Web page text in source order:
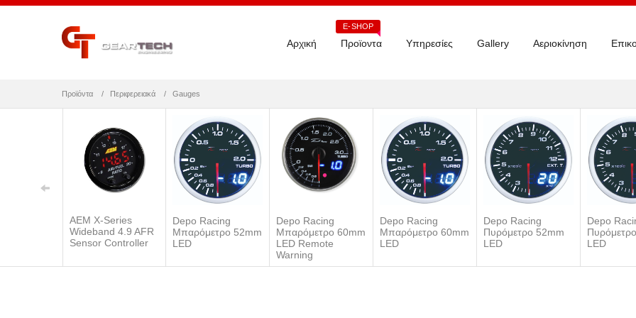
Αρχική Προϊοντα
E-SHOP
Υπηρεσίες Gallery Αεριοκίνηση
Προϊόντα Περιφερειακά Gauges
AEM X-Series
Wideband 4.9 AFR
Sensor Controller
Depo Racing
Μπαρόμετρο 52mm
LED
Depo Racing
Μπαρόμετρο 60mm
LED Remote
Warning
Depo Racing
Μπαρόμετρο 60mm
LED
Depo Racing
Πυρόμετρο 52mm
LED
Depo
LED